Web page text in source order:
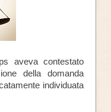
aveva contestato
della domanda
individuata